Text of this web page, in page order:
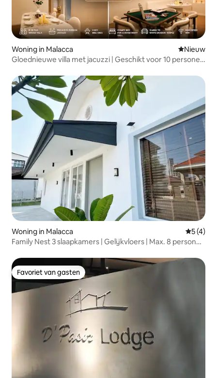
Woning in Malacca Nieuwe
Nieuw
Gloednieuwe villa met jacuzzi | Geschikt voor 10 personen
bezienswaardigheid Wat Bai Rong Wang
Woning in Malacca
5 (4)
Family Nest 3 slaapkamers | Gelijkvloers | Max. 8 personen
Favoriet van gasten
Favoriet van gasten